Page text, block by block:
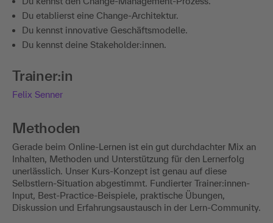
Du etablierst eine Change-Architektur.
Du kennst innovative Geschäftsmodelle.
Du kennst deine Stakeholder:innen.
Trainer:in
Felix Senner
Methoden
Gerade beim Online-Lernen ist ein gut durchdachter Mix an
Inhalten, Methoden und Unterstützung für den Lernerfolg
unerlässlich. Unser Kurs-Konzept ist genau auf diese
Selbstlern-Situation abgestimmt. Fundierter Trainer:innen-
Input, Best-Practice-Beispiele, praktische Übungen,
Diskussion und Erfahrungsaustausch in der Lern-Community.